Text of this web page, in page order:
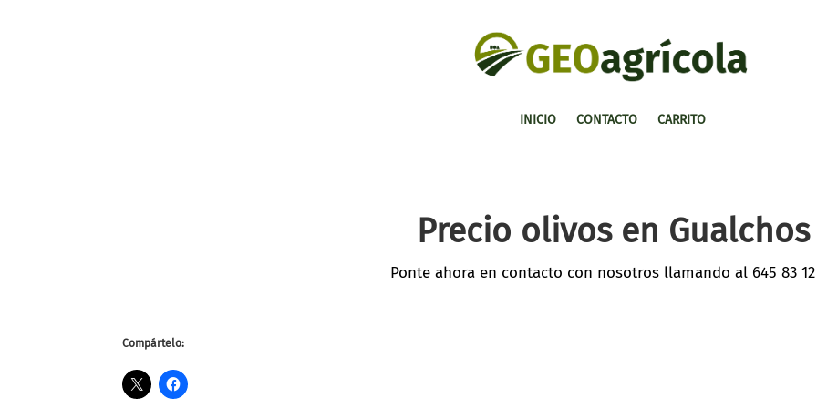
INICIO CONTACTO CARRITO
Precio olivos en Gualchos
Ponte ahora en contacto con nosotros llamando al 645 83
Compártelo: